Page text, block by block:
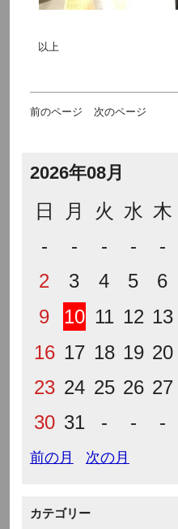
以上
前のページ
次のページ
2026年08月
日 月 火 水 木
-
- - - -
2
3 4 5 6
9
10 11 12 13
16 17 18 19 20
23 24 25 26 27
30 31 - - -
前の月 次の月
カテゴリー